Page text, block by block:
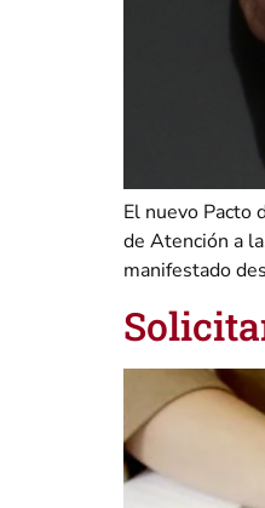
El nuevo Pacto
de Atención a
manifestado